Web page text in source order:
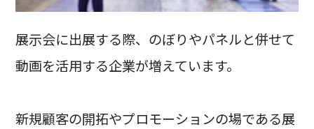
展示会に出展する際、のぼりやパネルと併せて
動画を活用する企業が増えています。
新規顧客の開拓やプロモーションの場である展